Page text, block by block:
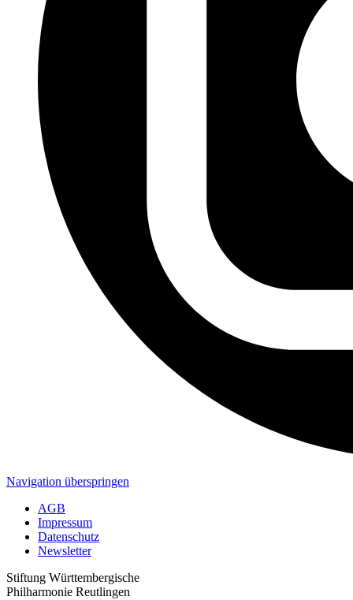
Navigation überspringen
AGB
Impressum
Datenschutz
Newsletter
Stiftung Württembergische
Philharmonie Reutlingen